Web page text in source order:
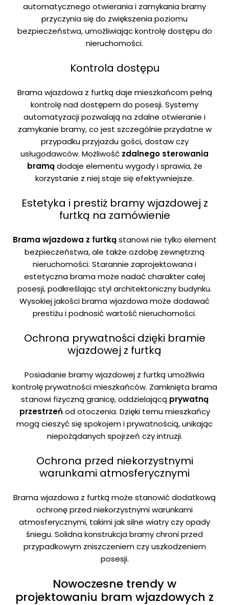
automatycznego otwierania i zamykania bramy
przyczynia się do zwiększenia poziomu
bezpieczeństwa, umożliwiając kontrolę dostępu do
nieruchomości.
Kontrola dostępu
Brama wjazdowa z furtką daje mieszkańcom pełną
kontrolę nad dostępem do posesji. Systemy
automatyzacji pozwalają na zdalne otwieranie i
zamykanie bramy, co jest szczególnie przydatne w
przypadku przyjazdu gości, dostaw czy
usługodawców. Możliwość zdalnego sterowania
bramądodaje elementu wygody i sprawia, że
korzystanie z niej staje się efektywniejsze.
Estetyka i prestiż bramy wjazdowej z
furtką na zamówienie
Brama wjazdowa z furtkąstanowi nie tylko element
bezpieczeństwa, ale także ozdobę zewnętrzną
nieruchomości. Starannie zaprojektowana i
estetyczna brama może nadać charakter całej
posesji, podkreślając styl architektoniczny budynku.
Wysokiej jakości brama wjazdowa może dodawać
prestiżu i podnosić wartość nieruchomości.
Ochrona prywatności dzięki bramie
wjazdowej z furtką
Posiadanie bramy wjazdowej z furtką umożliwia
kontrolę prywatności mieszkańców. Zamknięta brama
stanowi fizyczną granicę, oddzielającą prywatną
przestrzeń od otoczenia. Dzięki temu mieszkańcy
mogą cieszyć się spokojem i prywatnością, unikając
niepożądanych spojrzeń czy intruzji.
Ochrona przed niekorzystnymi
warunkami atmosferycznymi
Brama wjazdowa z furtką może stanowić dodatkową
ochronę przed niekorzystnymi warunkami
atmosferycznymi, takimi jak silne wiatry czy opady
śniegu. Solidna konstrukcja bramy chroni przed
przypadkowym zniszczeniem czy uszkodzeniem
posesji.
Nowoczesne trendy w
projektowaniu bram wjazdowych z